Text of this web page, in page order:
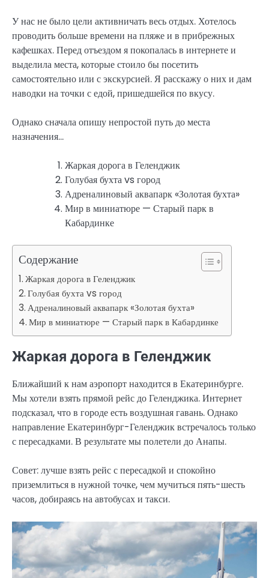
У нас не было цели активничать весь отдых. Хотелось
проводить больше времени на пляже и в прибрежных
кафешках. Перед отъездом я покопалась в интернете и
выделила места, которые стоило бы посетить
самостоятельно или с экскурсией. Я расскажу о них и дам
наводки на точки с едой, пришедшейся по вкусу.
Однако сначала опишу непростой путь до места
назначения…
Жаркая дорога в Геленджик
Голубая бухта vs город
Адреналиновый аквапарк «Золотая бухта»
Мир в миниатюре — Старый парк в
Кабардинке
Содержание
Жаркая дорога в Геленджик
Голубая бухта vs город
Адреналиновый аквапарк «Золотая бухта»
Мир в миниатюре — Старый парк в Кабардинке
Жаркая дорога в Геленджик
Ближайший к нам аэропорт находится в Екатеринбурге.
Мы хотели взять прямой рейс до Геленджика. Интернет
подсказал, что в городе есть воздушная гавань. Однако
направление Екатеринбург-Геленджик встречалось только
с пересадками. В результате мы полетели до Анапы.
Совет: лучше взять рейс с пересадкой и спокойно
приземлиться в нужной точке, чем мучиться пять-шесть
часов, добираясь на автобусах и такси.